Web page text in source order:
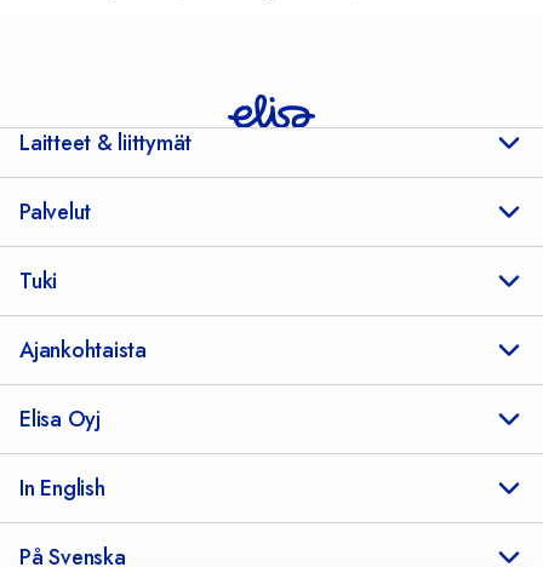
Laitteet & liittymät
Palvelut
Tuki
Ajankohtaista
Elisa Oyj
In English
På Svenska